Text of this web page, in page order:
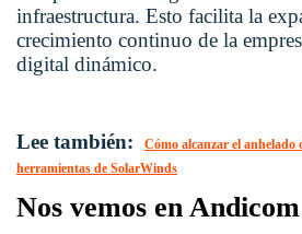
infraestructura. Esto facilita la
crecimiento continuo de la
digital dinámico.
Lee también:
Cómo alcanzar el anhelado
herramientas de SolarWinds
Nos vemos en Andicom